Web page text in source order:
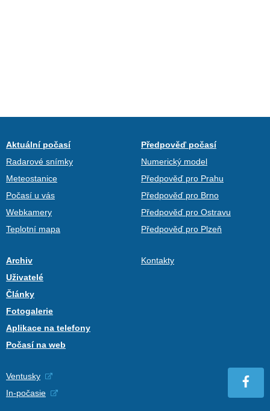
Aktuální počasí
Radarové snímky
Meteostanice
Počasí u vás
Webkamery
Teplotní mapa
Předpověď počasí
Numerický model
Předpověď pro Prahu
Předpověď pro Brno
Předpověď pro Ostravu
Předpověď pro Plzeň
Archiv
Uživatelé
Články
Fotogalerie
Aplikace na telefony
Počasí na web
Kontakty
Ventusky
In-počasie